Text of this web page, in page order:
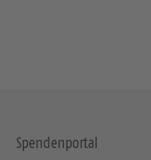
Spendenportal